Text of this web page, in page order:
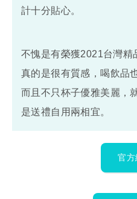
計十分貼心。
不愧是有榮獲2021台灣精
真的是很有質感，喝飲品
而且不只杯子優雅美麗，
是送禮自用兩相宜。
官方